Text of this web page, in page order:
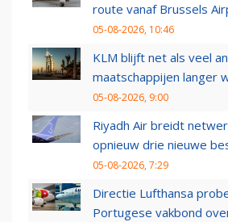
route vanaf Brussels
05-08-2026, 10:46
KLM blijft net als veel
maatschappijen langer
05-08-2026, 9:00
Riyadh Air breidt
opnieuw drie nieuwe
05-08-2026, 7:29
Directie Lufthansa
Portugese vakbond